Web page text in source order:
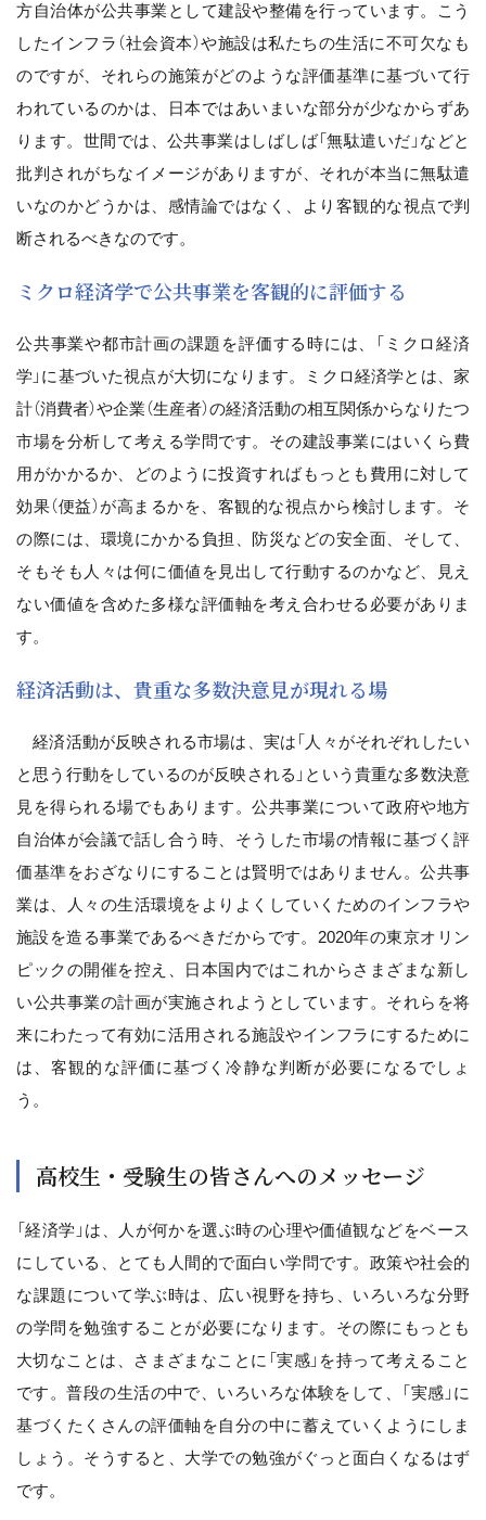
方自治体が公共事業として建設や整備を行っています。こう
したインフラ（社会資本）や施設は私たちの生活に不可欠なも
のですが、それらの施策がどのような評価基準に基づいて行
われているのかは、日本ではあいまいな部分が少なからずあ
ります。世間では、公共事業はしばしば「無駄遣いだ」などと
批判されがちなイメージがありますが、それが本当に無駄遣
いなのかどうかは、感情論ではなく、より客観的な視点で判
断されるべきなのです。
ミクロ経済学で公共事業を客観的に評価する
公共事業や都市計画の課題を評価する時には、「ミクロ経済
学」に基づいた視点が大切になります。ミクロ経済学とは、家
計（消費者）や企業（生産者）の経済活動の相互関係からなりたつ
市場を分析して考える学問です。その建設事業にはいくら費
用がかかるか、どのように投資すればもっとも費用に対して
効果（便益）が高まるかを、客観的な視点から検討します。そ
の際には、環境にかかる負担、防災などの安全面、そして、
そもそも人々は何に価値を見出して行動するのかなど、見え
ない価値を含めた多様な評価軸を考え合わせる必要がありま
す。
経済活動は、貴重な多数決意見が現れる場
経済活動が反映される市場は、実は「人々がそれぞれしたい
と思う行動をしているのが反映される」という貴重な多数決意
見を得られる場でもあります。公共事業について政府や地方
自治体が会議で話し合う時、そうした市場の情報に基づく評
価基準をおざなりにすることは賢明ではありません。公共事
業は、人々の生活環境をよりよくしていくためのインフラや
施設を造る事業であるべきだからです。2020年の東京オリン
ピックの開催を控え、日本国内ではこれからさまざまな新し
い公共事業の計画が実施されようとしています。それらを将
来にわたって有効に活用される施設やインフラにするために
は、客観的な評価に基づく冷静な判断が必要になるでしょ
う。
高校生・受験生の皆さんへのメッセージ
「経済学」は、人が何かを選ぶ時の心理や価値観などをベース
にしている、とても人間的で面白い学問です。政策や社会的
な課題について学ぶ時は、広い視野を持ち、いろいろな分野
の学問を勉強することが必要になります。その際にもっとも
大切なことは、さまざまなことに「実感」を持って考えること
です。普段の生活の中で、いろいろな体験をして、「実感」に
基づくたくさんの評価軸を自分の中に蓄えていくようにしま
しょう。そうすると、大学での勉強がぐっと面白くなるはず
です。